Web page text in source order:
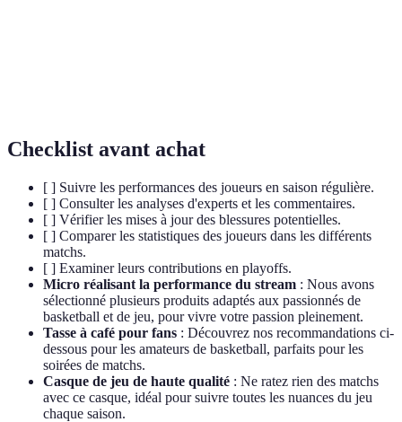
Checklist avant achat
[ ] Suivre les performances des joueurs en saison régulière.
[ ] Consulter les analyses d'experts et les commentaires.
[ ] Vérifier les mises à jour des blessures potentielles.
[ ] Comparer les statistiques des joueurs dans les différents
matchs.
[ ] Examiner leurs contributions en playoffs.
Micro réalisant la performance du stream : Nous avons
sélectionné plusieurs produits adaptés aux passionnés de
basketball et de jeu, pour vivre votre passion pleinement.
Tasse à café pour fans : Découvrez nos recommandations ci-
dessous pour les amateurs de basketball, parfaits pour les
soirées de matchs.
Casque de jeu de haute qualité : Ne ratez rien des matchs
avec ce casque, idéal pour suivre toutes les nuances du jeu
chaque saison.